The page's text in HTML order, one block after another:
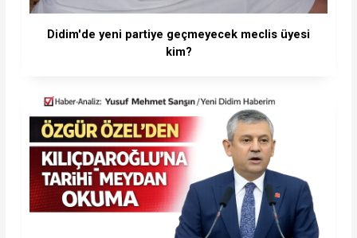
Didim'de yeni partiye geçmeyecek meclis üyesi
kim?